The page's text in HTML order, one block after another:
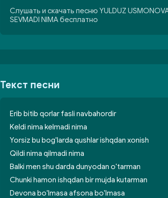
Слушать и скачать песню YULDUZ
SEVMADI NIMA бесплатно
Текст песни
Erib bitib qorlar fasli navbahordir
Keldi nima kelmadi nima
Yorsiz bu bog'larda qushlar ishqdan xonish
Qildi nima qilmadi nima
Balki men shu darda dunyodan o'tarman
Chunki hamon ishqdan bir mujda kutarman
Devona bo'lmasa afsona bo'lmasa